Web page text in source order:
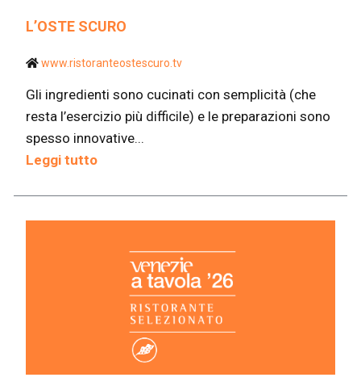
L’OSTE SCURO
www.ristoranteostescuro.tv
Gli ingredienti sono cucinati con semplicità (che
resta l’esercizio più difficile) e le preparazioni sono
spesso innovative...
Leggi tutto